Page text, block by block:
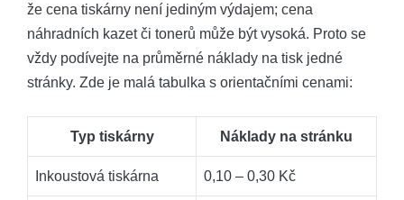
že cena tiskárny není jediným výdajem; cena
náhradních kazet či tonerů může být vysoká. Proto se
vždy podívejte na průměrné náklady na tisk jedné
stránky. Zde je malá tabulka s orientačními cenami:
Typ tiskárny Náklady na stránku
Inkoustová tiskárna 0,10 – 0,30 Kč